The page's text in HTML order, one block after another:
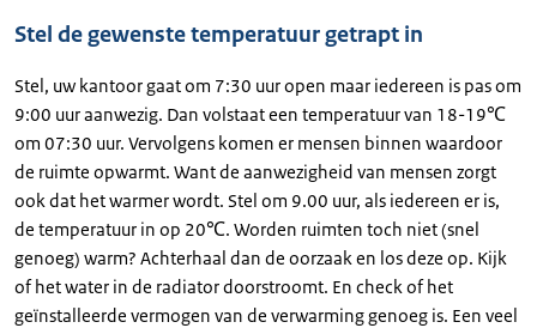
Stel de gewenste temperatuur getrapt in
Stel, uw kantoor gaat om 7:30 uur open maar iedereen is pas om
9:00 uur aanwezig. Dan volstaat een temperatuur van 18-19℃
om 07:30 uur. Vervolgens komen er mensen binnen waardoor
de ruimte opwarmt. Want de aanwezigheid van mensen zorgt
ook dat het warmer wordt. Stel om 9.00 uur, als iedereen er is,
de temperatuur in op 20℃. Worden ruimten toch niet (snel
genoeg) warm? Achterhaal dan de oorzaak en los deze op. Kijk
of het water in de radiator doorstroomt. En check of het
geïnstalleerde vermogen van de verwarming genoeg is. Een veel